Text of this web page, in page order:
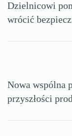
Dzielnicowi
wrócić
Nowa wspólna
przyszłości